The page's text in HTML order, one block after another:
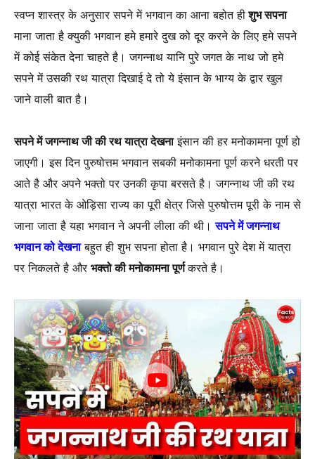
स्वप्न शास्त्र के अनुसार सपने में भगवान का आना बहोत हीशुभ सपना
माना जाता है क्युकी भगवान हमे हमारे दुख को दूर करने के लिए हमे सपने
में कोई संकेत देना चाहते है। जगन्नाथ यानि पुरे जगत के नाथ जो हमे
सपने में उसकी रथ यात्रा दिखाई दे तो ये इंसान के भाग्य के द्वार खुल
जाने वाली बात है।
सपने में जगन्नाथ जी की रथ यात्रा देखनाइंसान की हर मनोकामना पूर्ण हो
जाएगी। इस दिन पुरुषोत्तम भगवान सबकी मनोकामना पूर्ण करने धरती पर
आते है और अपने भक्तो पर उनकी कृपा बरसते है। जगन्नाथ जी की रथ
यात्रा भारत के ओड़िसा राज्य का पूरी क्षेत्र जिसे पुरुषोत्तम पूरी के नाम से
जाना जाता है यहा भगवान ने अपनी लीला की थी।सपने में जगन्नाथ
भगवान को देखनाबहुत ही शुभ सपना होता है। भगवान पुरे देश में यात्रा
पर निकलते है और भक्तो की मनोकामना पूर्णकरते है।